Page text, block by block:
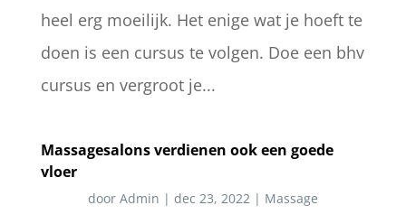
heel erg moeilijk. Het enige wat je hoeft te
doen is een cursus te volgen. Doe een bhv
cursus en vergroot je...
Massagesalons verdienen ook een goede
vloer
door Admin | dec 23, 2022 | Massage